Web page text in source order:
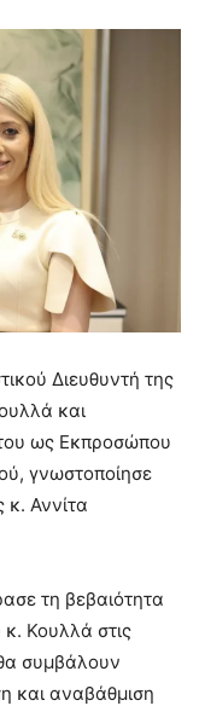
Διευθυντή της
και
ως Εκπροσώπου
γνωστοποίησε
Αννίτα
τη βεβαιότητα
Κουλλά στις
συμβάλουν
και αναβάθμιση